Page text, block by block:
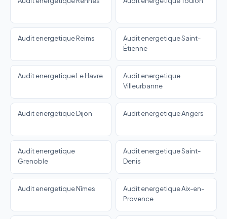
Audit energetique Reims
Audit energetique Saint-
Étienne
Audit energetique Le Havre
Audit energetique
Villeurbanne
Audit energetique Dijon Audit energetique Angers
Audit energetique
Grenoble
Audit energetique Saint-
Denis
Audit energetique Nîmes
Audit energetique Aix-en-
Provence